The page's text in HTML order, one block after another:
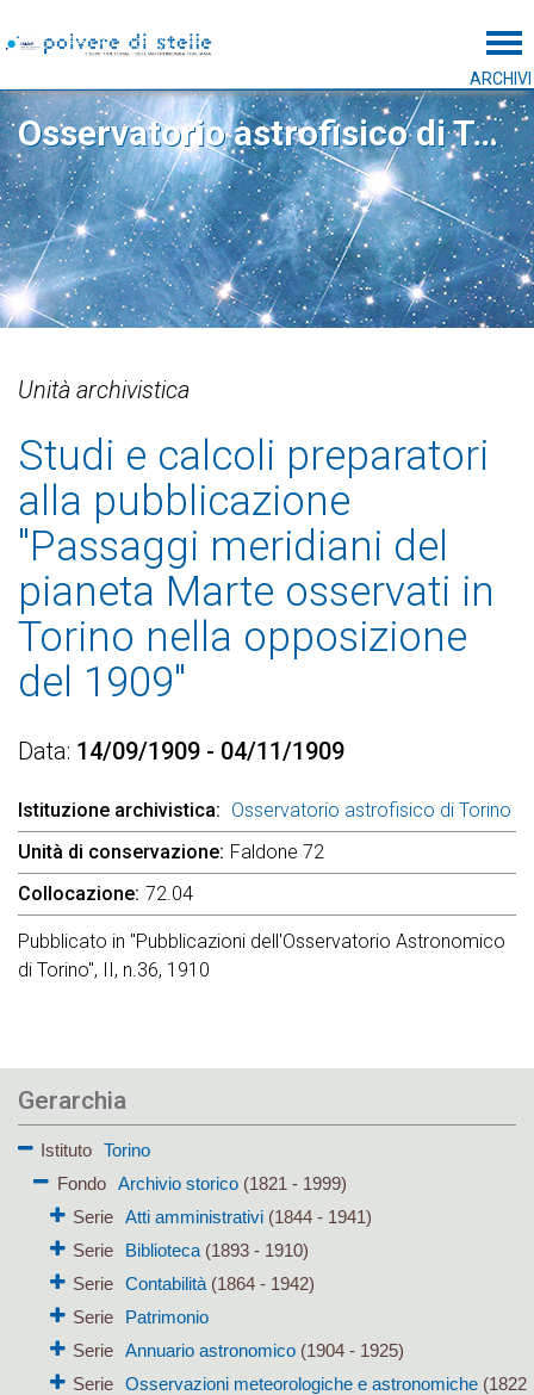
ARCHIVI
Osservatorio astrofisico di Torino
Unità archivistica
Studi e calcoli preparatori
alla pubblicazione
"Passaggi meridiani del
pianeta Marte osservati in
Torino nella opposizione
del 1909"
Data 14/09/1909 - 04/11/1909
Istituzione archivistica
Osservatorio astrofisico di Torino
Unità di conservazione Faldone 72
Collocazione 72.04
Pubblicato in "Pubblicazioni dell'Osservatorio Astronomico
di Torino", II, n.36, 1910
Gerarchia
Istituto
Torino
Fondo
Archivio storico(1821 - 1999)
Serie Atti amministrativi(1844 - 1941)
Serie
Biblioteca(1893 - 1910)
Serie Contabilità(1864 - 1942)
Serie
Patrimonio
Serie Annuario astronomico(1904 - 1925)
Serie Osservazioni meteorologiche e astronomiche(1822